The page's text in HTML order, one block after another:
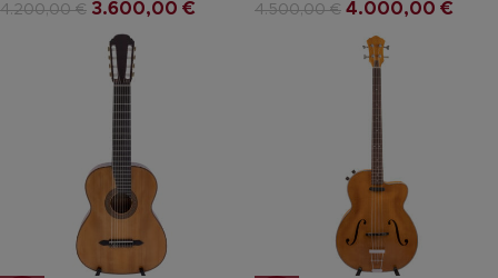
4.200,00€ 3.600,00 € 4.500,00€ 4.000,00 €